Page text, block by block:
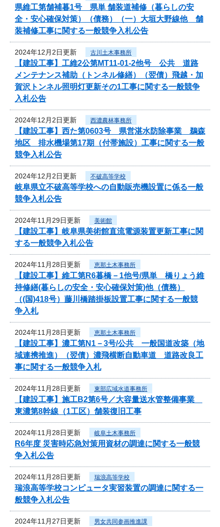
県維工第舗補暮1号 県単 舗装道補修（暮らしの安
全・安心確保対策）（債務）（一）大垣大野線他 舗
装補修工事に関する一般競争入札公告
2024年12月2日更新 古川土木事務所
【建設工事】工維2公第MT11-01-2他号 公共 道路
メンテナンス補助（トンネル修繕）（翌債）飛越・加
賀沢トンネル照明灯更新その1工事に関する一般競争
入札公告
2024年12月2日更新 西濃農林事務所
【建設工事】西た第0603号 県営湛水防除事業 鵜森
地区 排水機場第17期（付帯施設）工事に関する一般
競争入札公告
2024年12月2日更新 不破高等学校
岐阜県立不破高等学校への自動販売機設置に係る一般
競争入札公告
2024年11月29日更新 美術館
【建設工事】岐阜県美術館直流電源装置更新工事に関
する一般競争入札公告
2024年11月28日更新 恵那土木事務所
【建設工事】維工第R6暮橋－1他号/県単 橋りょう維
持修繕(暮らしの安全・安心確保対策)他（債務）
（(国)418号）藤川橋踏掛板設置工事に関する一般競
争入札
2024年11月28日更新 恵那土木事務所
【建設工事】濃工第N1－3号/公共 一般国道改築（地
域連携推進）（翌債）濃飛横断自動車道 道路改良工
事に関する一般競争入札
2024年11月28日更新 東部広域水道事務所
【建設工事】施工B2第6号／大容量送水管整備事業
東濃第8幹線（1工区）舗装復旧工事
2024年11月28日更新 岐阜土木事務所
R6年度 災害時応急対策用資材の調達に関する一般競
争入札公告
2024年11月28日更新 瑞浪高等学校
瑞浪高等学校コンピュータ実習装置の調達に関する一
般競争入札公告
2024年11月27日更新 男女共同参画推進課